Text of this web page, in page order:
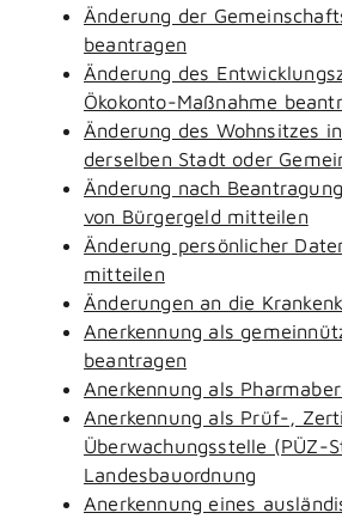
Änderung der
beantragen
Änderung des
Ökokonto-Maßnahme
Änderung des Wohnsitzes
derselben Stadt oder
Änderung nach
von Bürgergeld mitteilen
Änderung persönlicher
mitteilen
Änderungen an die
Anerkennung als
beantragen
Anerkennung als
Anerkennung als Prüf-,
Überwachungsstelle (PÜZ-
Landesbauordnung
Anerkennung eines